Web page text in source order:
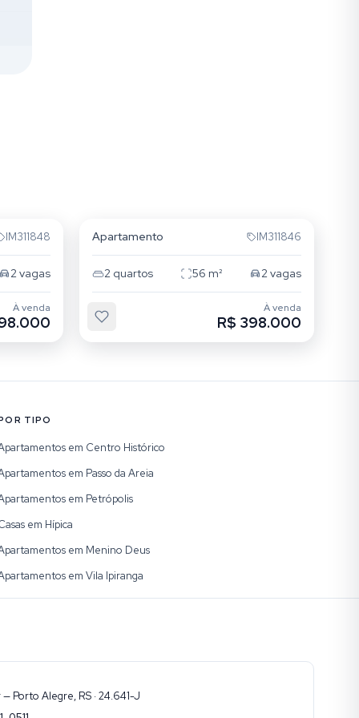
IM311848
2vagas
À venda
Apartamento IM311846
2 quartos 56 m² 2vagas
À venda
R$ 398.000
TIPO
em Centro Histórico
em Passo da Areia
em Petrópolis
em Hípica
em Menino Deus
em Vila Ipiranga
Porto Alegre, RS · 24.641-J